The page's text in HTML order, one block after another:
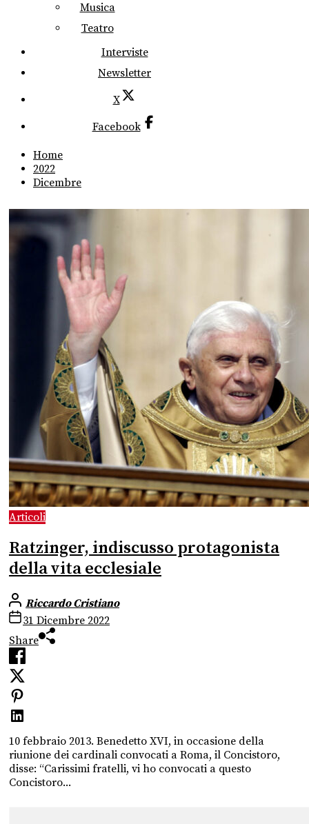
Musica
Teatro
Interviste
Newsletter
X
Facebook
Home
2022
Dicembre
Articoli
Ratzinger, indiscusso protagonista
della vita ecclesiale
Riccardo Cristiano
31 Dicembre 2022
Share
10 febbraio 2013. Benedetto XVI, in occasione della
riunione dei cardinali convocati a Roma, il Concistoro,
disse: “Carissimi fratelli, vi ho convocati a questo
Concistoro...